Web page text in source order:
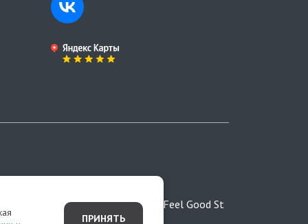
ПРИНЯТЬ
Разработано студией Feel Good St